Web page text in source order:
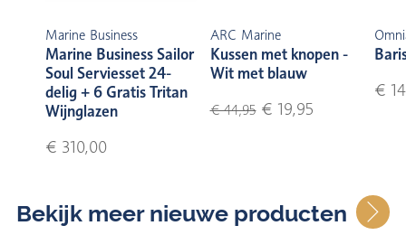
Marine Business
Marine Business Sailor
Soul Serviesset 24-
delig + 6 Gratis Tritan
Wijnglazen
€ 310,00
ARC Marine
Kussen met knopen -
Wit met blauw
€ 44,95€ 19,95
€
Bekijk meer nieuwe producten